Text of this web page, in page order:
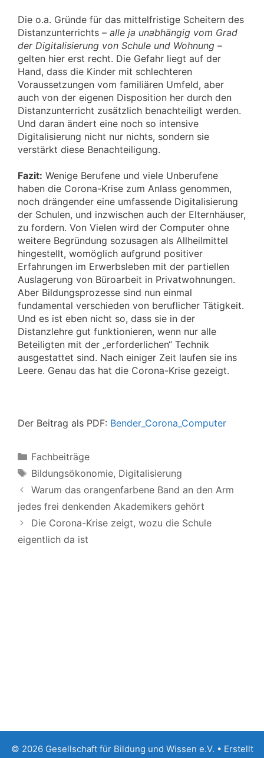
Die o.a. Gründe für das mittelfristige Scheitern des
Distanzunterrichts – alle ja unabhängig vom Grad
der Digitalisierung von Schule und Wohnung –
gelten hier erst recht. Die Gefahr liegt auf der
Hand, dass die Kinder mit schlechteren
Voraussetzungen vom familiären Umfeld, aber
auch von der eigenen Disposition her durch den
Distanzunterricht zusätzlich benachteiligt werden.
Und daran ändert eine noch so intensive
Digitalisierung nicht nur nichts, sondern sie
verstärkt diese Benachteiligung.
Fazit: Wenige Berufene und viele Unberufene
haben die Corona-Krise zum Anlass genommen,
noch drängender eine umfassende Digitalisierung
der Schulen, und inzwischen auch der Elternhäuser,
zu fordern. Von Vielen wird der Computer ohne
weitere Begründung sozusagen als Allheilmittel
hingestellt, womöglich aufgrund positiver
Erfahrungen im Erwerbsleben mit der partiellen
Auslagerung von Büroarbeit in Privatwohnungen.
Aber Bildungsprozesse sind nun einmal
fundamental verschieden von beruflicher Tätigkeit.
Und es ist eben nicht so, dass sie in der
Distanzlehre gut funktionieren, wenn nur alle
Beteiligten mit der „erforderlichen“ Technik
ausgestattet sind. Nach einiger Zeit laufen sie ins
Leere. Genau das hat die Corona-Krise gezeigt.
Der Beitrag als PDF: Bender_Corona_Computer
Kategorien
Fachbeiträge
Schlagwörter
Bildungsökonomie, Digitalisierung
Warum das orangenfarbene Band an den Arm
jedes frei denkenden Akademikers gehört
Die Corona-Krise zeigt, wozu die Schule
eigentlich da ist
© 2026 Gesellschaft für Bildung und Wissen e.V. • Erstellt